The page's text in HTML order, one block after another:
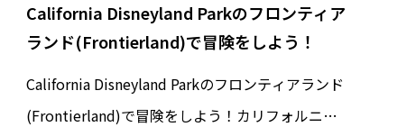
チ＆ピア散歩ガイド
2026.07.04
California Disneyland Parkのフロンティア
ランド(Frontierland)で冒険をしよう！
California Disneyland Parkのフロンティアランド
(Frontierland)で冒険をしよう！カリフォルニア